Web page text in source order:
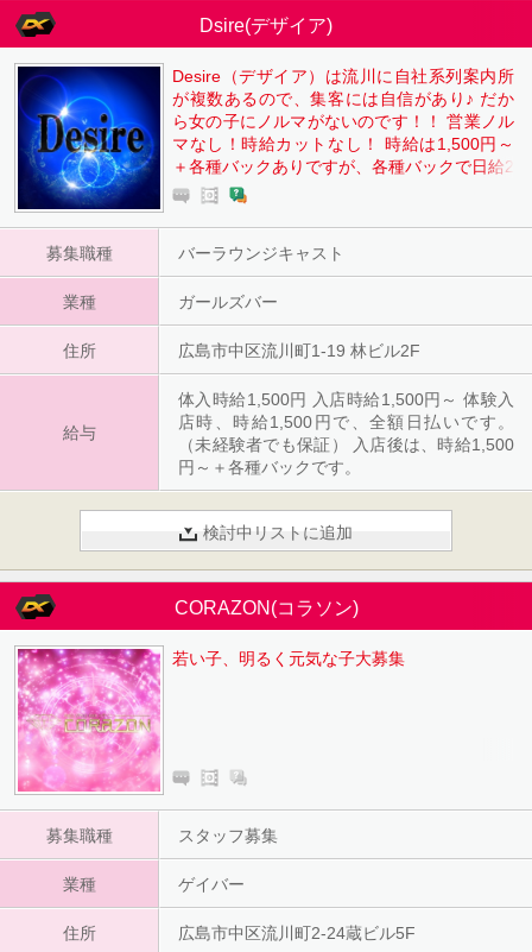
Dsire(デザイア)
Desire（デザイア）は流川に自社系列案内所
が複数あるので、集客には自信があり♪ だか
ら女の子にノルマがないのです！！ 営業ノル
マなし！時給カットなし！ 時給は1,500円～
＋各種バックありですが、各種バックで日給2
0,000円以上も可能です。 私服で勤務OKなの
で、多少遠方の方も安心ですのでお気軽にい
らしてください 提携託児所もあるので、お子
さんがいらっしゃる方でも安心してお仕事し
ていただけます。 寮が必要な方も家具家電完
備で、入店が決まれば即日入居可能です！！
募集職種 バーラウンジキャスト
業種 ガールズバー
住所 広島市中区流川町1-19 林ビル2F
給与
体入時給1,500円 入店時給1,500円～ 体験入
店時、時給1,500円で、全額日払いです。
（未経験者でも保証） 入店後は、時給1,500
円～＋各種バックです。
検討中リストに追加
CORAZON(コラソン)
若い子、明るく元気な子大募集
募集職種 スタッフ募集
業種 ゲイバー
住所 広島市中区流川町2-24蔵ビル5F